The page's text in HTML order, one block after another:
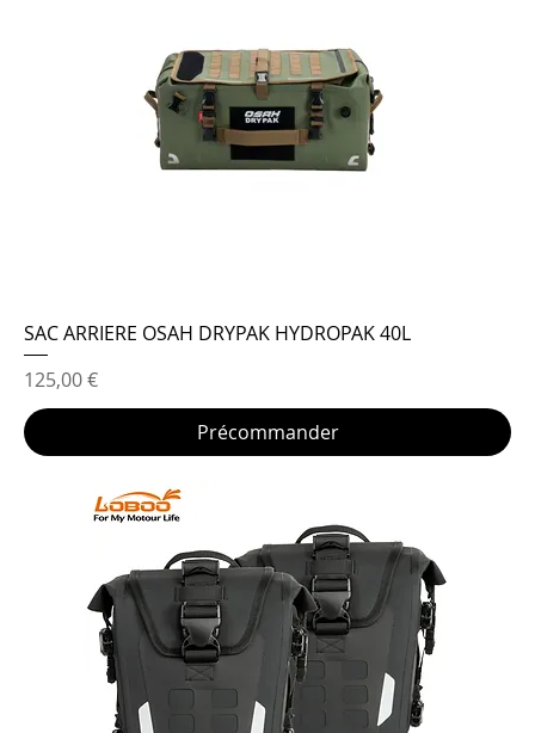
SAC ARRIERE OSAH DRYPAK HYDROPAK 40L
Prix
125,00 €
Précommander